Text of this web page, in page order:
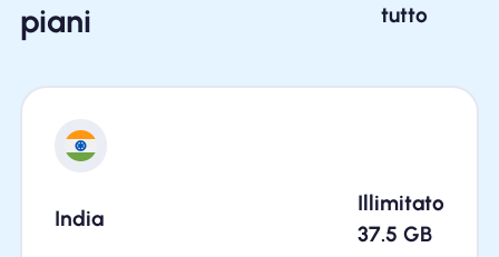
piani
tutto
India
Illimitato
37.5 GB